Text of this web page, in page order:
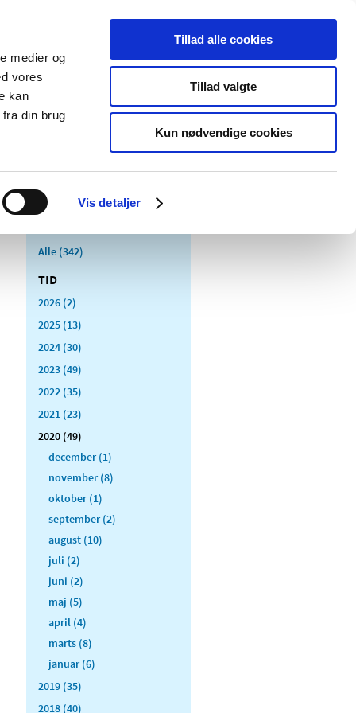
medier og
vores
kan
din brug
Vis detaljer
Tillad alle cookies
Tillad valgte
Kun nødvendige cookies
Særlige
produktområder
Alle (342)
TID
2026 (2)
2025 (13)
2024 (30)
2023 (49)
2022 (35)
2021 (23)
2020 (49)
december (1)
november (8)
oktober (1)
september (2)
august (10)
juli (2)
juni (2)
maj (5)
april (4)
marts (8)
januar (6)
2019 (35)
2018 (40)